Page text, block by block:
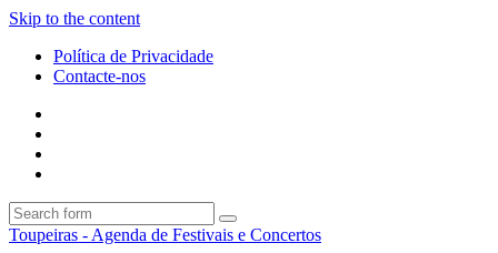
Skip to the content
Política de Privacidade
Contacte-nos
Search
Toupeiras - Agenda de Festivais e Concertos